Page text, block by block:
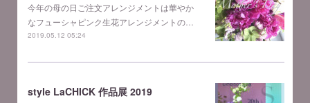
今年の母の日ご注文アレンジメントは華やか
なフューシャピンク生花アレンジメントの…
2019.05.12 05:24
style LaCHICK 作品展 2019